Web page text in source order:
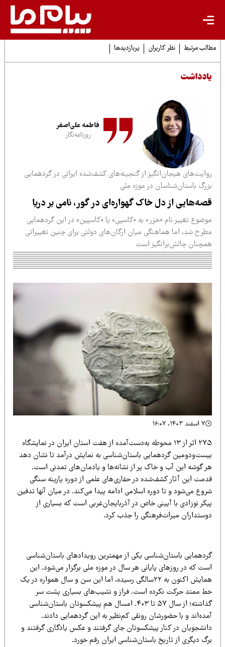
مرتبط نظر کاربران پربازدیدها
فاطمه علی‌اصغر
روزنامه‌نگار
هیجان‌انگیز از گنجینه‌های کشف‌شده ایرانی در گردهمایی
باستان‌شناسان در موزه ملی
از دل خاک گهواره‌ای در گور، نامی بر دریا
تغییر نام «خزر» به «کاسپی» یا «کاسپین» در این گردهمایی
شد، اما هماهنگی میان ارگان‌های دولتی برای چنین تغییراتی
چالش‌برانگیز است
۲۷۵ اثر از ۱۳ محوطه به‌دست‌آمده از هفت استان ایران در نمایشگاه
گردهمایی باستان‌شناسی به نمایش درآمد تا نشان دهد
گوشه این آب و خاک پر از نشانه‌ها و یادمان‌های تمدنی است.
این آثار کشف‌شده در حفاری‌های علمی از دوره پارینه سنگی
می‌شود و تا دوره اسلامی ادامه پیدا می‌کند. در میان آنها تدفین
نوزادی با آیینی خاص در آذربایجان‌غربی است که بسیاری از
میراث‌فرهنگی را جذب کرد.
باستان‌شناسی یکی از مهمترین رویدادهای باستان‌شناسی
که در روزهای پایانی هر سال در موزه ملی برگزار می‌شود. این
همایش اکنون به ۲۲سالگی رسیده، اما این سن و سال همواره در یک
ممتد حرکت نکرده است. فراز و نشیب‌های بسیاری پشت سر
گذاشته؛ از سال ۵۷ تا ۴۰۳. امسال هم پیشکسوتان باستان‌شناسی
و با حضورشان رونقی کم‌نظیر به این گردهمایی دادند.
در کنار پیشکسوتان جای گرفتند و عکس یادگاری گرفتند و
دیگری از تاریخ باستان‌شناسی ایران رقم خورد.